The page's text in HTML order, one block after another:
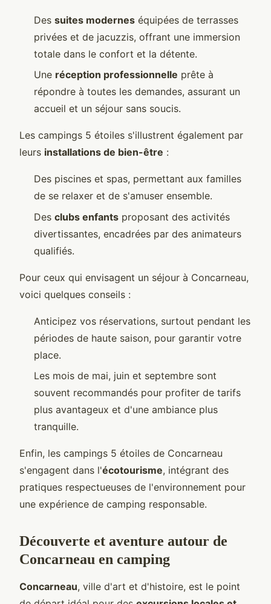
Des suites modernes équipées de terrasses
privées et de jacuzzis, offrant une immersion
totale dans le confort et la détente.
Une réception professionnelle prête à
répondre à toutes les demandes, assurant un
accueil et un séjour sans soucis.
Les campings 5 étoiles s'illustrent également par
leurs installations de bien-être :
Des piscines et spas, permettant aux familles
de se relaxer et de s'amuser ensemble.
Des clubs enfants proposant des activités
divertissantes, encadrées par des animateurs
qualifiés.
Pour ceux qui envisagent un séjour à Concarneau,
voici quelques conseils :
Anticipez vos réservations, surtout pendant les
périodes de haute saison, pour garantir votre
place.
Les mois de mai, juin et septembre sont
souvent recommandés pour profiter de tarifs
plus avantageux et d'une ambiance plus
tranquille.
Enfin, les campings 5 étoiles de Concarneau
s'engagent dans l'écotourisme, intégrant des
pratiques respectueuses de l'environnement pour
une expérience de camping responsable.
Découverte et aventure autour de
Concarneau en camping
Concarneau, ville d'art et d'histoire, est le point